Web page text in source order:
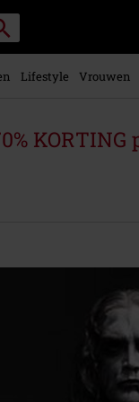
Lifestyle Vrouwen
KORTING